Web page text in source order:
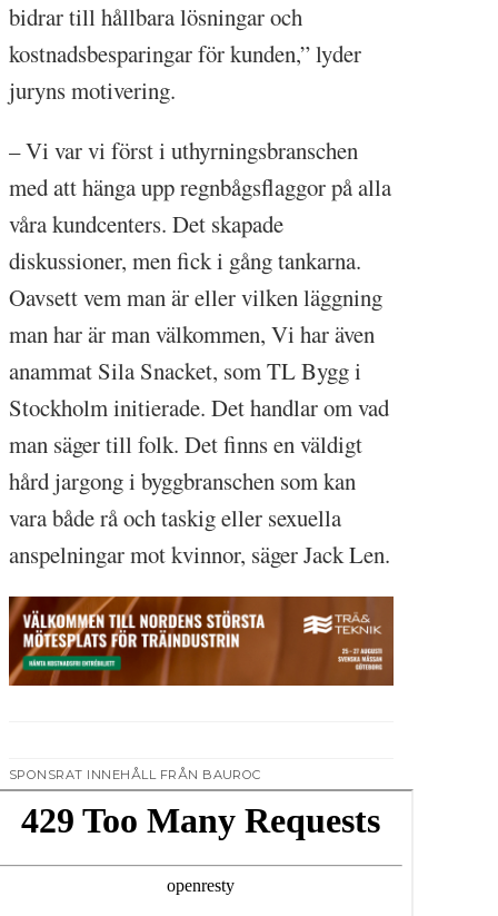
bidrar till hållbara lösningar och
kostnadsbesparingar för kunden,” lyder
juryns motivering.
– Vi var vi först i uthyrningsbranschen
med att hänga upp regnbågsflaggor på alla
våra kundcenters. Det skapade
diskussioner, men fick i gång tankarna.
Oavsett vem man är eller vilken läggning
man har är man välkommen, Vi har även
anammat Sila Snacket, som TL Bygg i
Stockholm initierade. Det handlar om vad
man säger till folk. Det finns en väldigt
hård jargong i byggbranschen som kan
vara både rå och taskig eller sexuella
anspelningar mot kvinnor, säger Jack Len.
SPONSRAT INNEHÅLL FRÅN BAUROC